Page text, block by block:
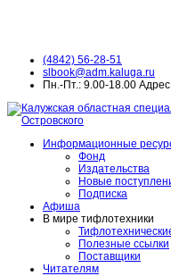
(4842) 56-28-51
slbook@adm.kaluga.ru
Пн.-Пт.: 9.00-18.00
Информационные
Фонд
Издательства
Новые
Подписка
Афиша
В мире тифлотехники
Полезные ссылки
Поставщики
Читателям